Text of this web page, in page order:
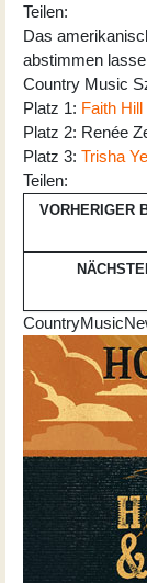
Teilen:
Das
abstimmen
Country Music
Platz 1: Faith Hill
Platz 2: Renée
Platz 3: Trisha
Teilen:
VORHERIGER